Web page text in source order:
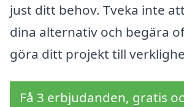
just ditt behov. Tveka inte
dina alternativ och begära
göra ditt projekt till
Få 3 erbjudanden, gratis